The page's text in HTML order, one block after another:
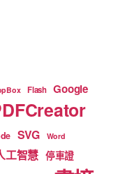
Flash Google
SVG Word
工智慧 停車證